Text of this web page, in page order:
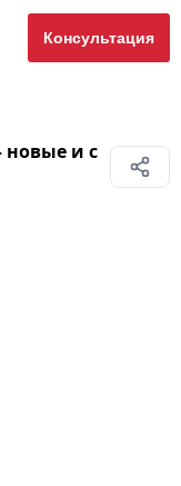
Консультация
новые и с